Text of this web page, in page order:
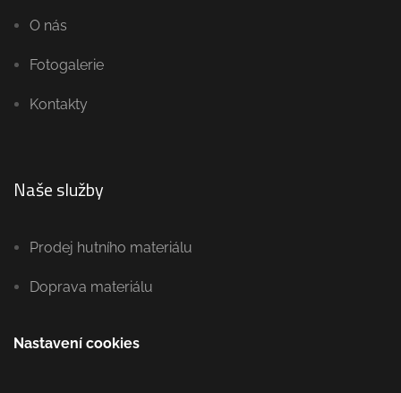
O nás
Fotogalerie
Kontakty
Naše služby
Prodej hutního materiálu
Doprava materiálu
Nastavení cookies